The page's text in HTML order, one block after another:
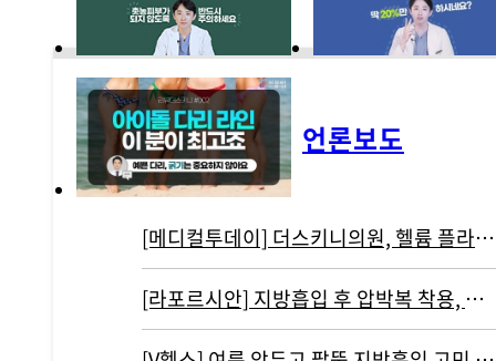
언론보도
[메디컬투데이] 더스키니의원, 헬륨 플라즈마 기반 리뉴비온 도입
[라포르시안] 지방흡입 후 압박복 착용, 결과에 영향 주지 않아...통증…